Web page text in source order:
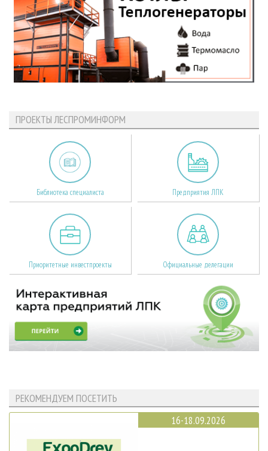
ПРОЕКТЫ ЛЕСПРОМИНФОРМ
Библиотека специалиста Предприятия ЛПК
Приоритетные инвестпроекты Официальные делегации
РЕКОМЕНДУЕМ ПОСЕТИТЬ
16-18.09.2026